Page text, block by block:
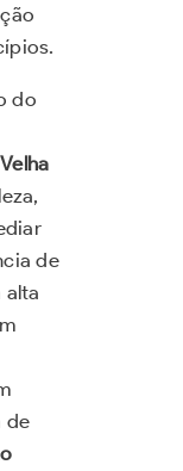
do
de
alta
de